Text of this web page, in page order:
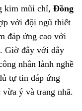
kim mũi chỉ, Đồng
với đội ngũ thiết
đáp ứng cao với
Giờ đây với dây
nhân lành nghề
tự tin đáp ứng
vừa ý và trang nhã.